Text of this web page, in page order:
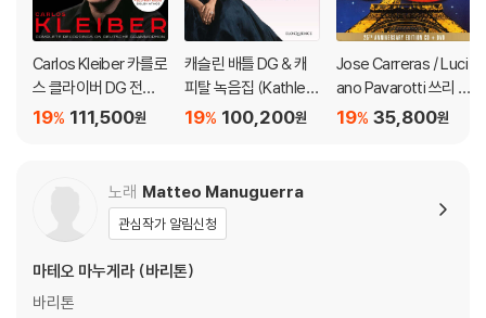
Carlos Kleiber 카를로
스 클라이버 DG 전집
(Complete Recordi
111,500원
19%
캐슬린 배틀 DG & 캐
피탈 녹음집 (Kathlee
n Battle Edition)
100,200원
19%
Jose Carreras / Luci
ano Pavarotti 쓰리 테
너 1998년 파리 콘서트
35,800원
19%
노래 Matteo Manuguerra
관심작가 알림신청
마테오 마누게라 (바리톤)
바리톤